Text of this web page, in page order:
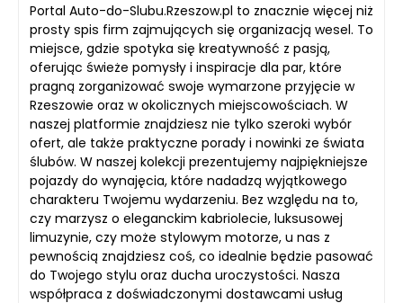
Portal Auto-do-Slubu.Rzeszow.pl to znacznie więcej niż
prosty spis firm zajmujących się organizacją wesel. To
miejsce, gdzie spotyka się kreatywność z pasją,
oferując świeże pomysły i inspiracje dla par, które
pragną zorganizować swoje wymarzone przyjęcie w
Rzeszowie oraz w okolicznych miejscowościach. W
naszej platformie znajdziesz nie tylko szeroki wybór
ofert, ale także praktyczne porady i nowinki ze świata
ślubów. W naszej kolekcji prezentujemy najpiękniejsze
pojazdy do wynajęcia, które nadadzą wyjątkowego
charakteru Twojemu wydarzeniu. Bez względu na to,
czy marzysz o eleganckim kabriolecie, luksusowej
limuzynie, czy może stylowym motorze, u nas z
pewnością znajdziesz coś, co idealnie będzie pasować
do Twojego stylu oraz ducha uroczystości. Nasza
współpraca z doświadczonymi dostawcami usług